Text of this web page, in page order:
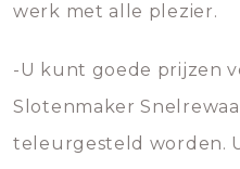
werk met alle plezier.
-U kunt goede prijzen
Slotenmaker
teleurgesteld worden.